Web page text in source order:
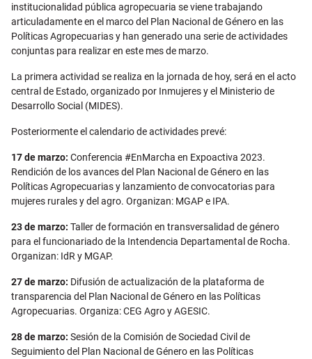
institucionalidad pública agropecuaria se viene trabajando
articuladamente en el marco del Plan Nacional de Género en las
Políticas Agropecuarias y han generado una serie de actividades
conjuntas para realizar en este mes de marzo.
La primera actividad se realiza en la jornada de hoy, será en el acto
central de Estado, organizado por Inmujeres y el Ministerio de
Desarrollo Social (MIDES).
Posteriormente el calendario de actividades prevé:
17 de marzo: Conferencia #EnMarcha en Expoactiva 2023.
Rendición de los avances del Plan Nacional de Género en las
Políticas Agropecuarias y lanzamiento de convocatorias para
mujeres rurales y del agro. Organizan: MGAP e IPA.
23 de marzo: Taller de formación en transversalidad de género
para el funcionariado de la Intendencia Departamental de Rocha.
Organizan: IdR y MGAP.
27 de marzo: Difusión de actualización de la plataforma de
transparencia del Plan Nacional de Género en las Políticas
Agropecuarias. Organiza: CEG Agro y AGESIC.
28 de marzo: Sesión de la Comisión de Sociedad Civil de
Seguimiento del Plan Nacional de Género en las Políticas